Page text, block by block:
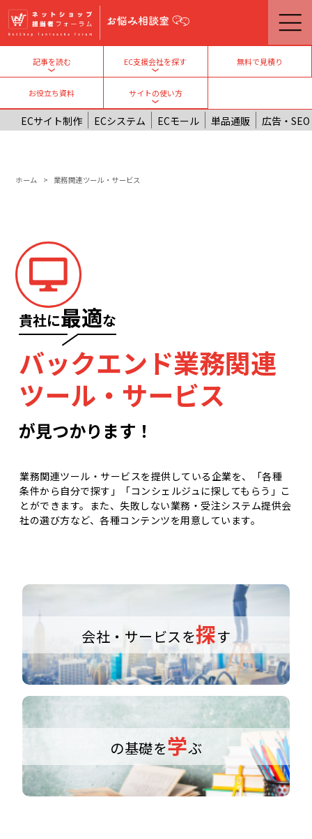
メインコンテンツに移動
記事を読む
Toggle submenu
EC支援会社を探す
Toggle submenu
無料で見積り
お役立ち資料
サイトの使い方
Toggle submenu
ECサイト制作 ECシステム ECモール 単品通販 広告・SEO
パンくず
ホーム 業務関連ツール・サービス
貴社に最適な
​
バックエンド業務関連
ツール・サービス
が見つかります！
業務関連ツール・サービスを提供している企業を、「各種
条件から自分で探す」「コンシェルジュに探してもらう」こ
とができます。また、失敗しない業務・受注システム提供会
社の選び方など、各種コンテンツを用意しています。
会社・サービスを探す
の基礎を学ぶ